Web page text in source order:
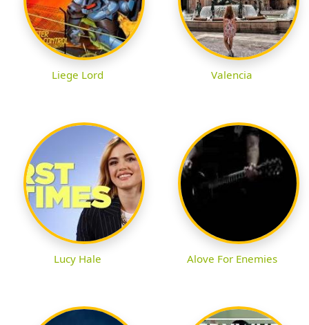
Liege Lord Valencia
Lucy Hale Alove For Enemies